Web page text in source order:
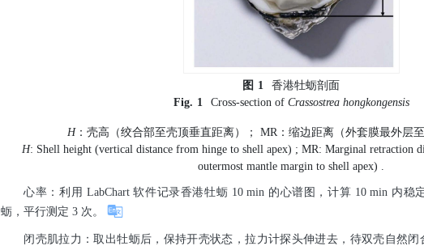
图 1
香港牡蛎剖面
Fig. 1 Cross-section ofCrassostrea hongkongensis
H：壳高（绞合部至壳顶垂直距离）； MR：缩边距离（外套膜最外层至
H: Shell height (vertical distance from hinge to shell apex) ; MR: Marginal retraction
outermost mantle margin to shell apex) .
心率：利用 LabChart 软件记录香港牡蛎 10 min 的心谱图，计算 10 min 内稳
蛎，平行测定 3 次。
闭壳肌拉力：取出牡蛎后，保持开壳状态，拉力计探头伸进去，待双壳自然